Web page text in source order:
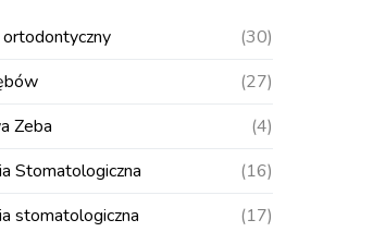
(30)
(27)
Zeba
(4)
Stomatologiczna
(16)
stomatologiczna
(17)